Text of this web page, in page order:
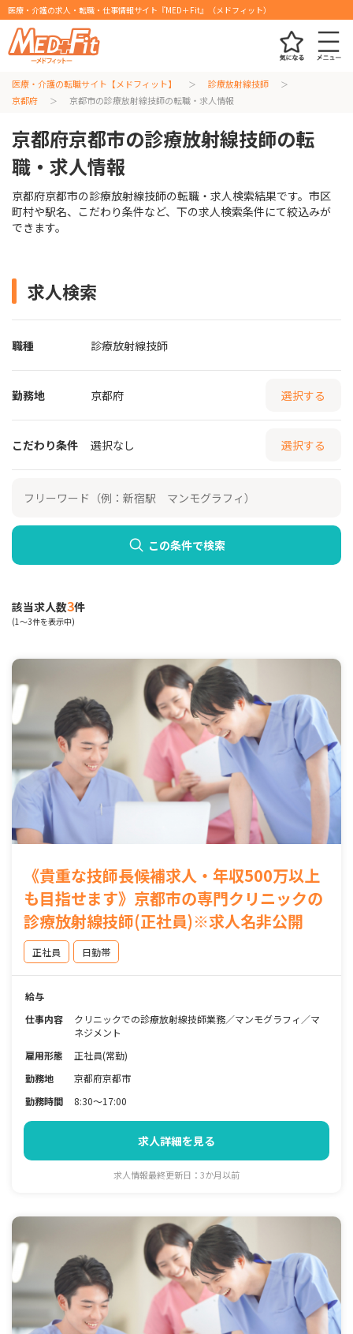
医療・介護の求人・転職・仕事情報サイト『MED＋Fit』（メドフィット）
医療・介護の転職サイト【メドフィット】
診療放射線技師
京都府
京都市の診療放射線技師の転職・求人情報
京都府京都市の診療放射線技師の転
職・求人情報
京都府京都市の診療放射線技師の転職・求人検索結果です。市区
町村や駅名、こだわり条件など、下の求人検索条件にて絞込みが
できます。
求人検索
職種 診療放射線技師
勤務地 京都府 選択する
こだわり条件 選択なし 選択する
この条件で検索
該当求人数3件
(1～3件を表示中)
《貴重な技師長候補求人・年収500万以上
も目指せます》京都市の専門クリニックの
診療放射線技師(正社員)※求人名非公開
正社員 日勤帯
給与
仕事内容
クリニックでの診療放射線技師業務／マンモグラフィ／マ
ネジメント
雇用形態
正社員(常勤)
勤務地
京都府京都市
勤務時間
8:30～17:00
求人詳細を見る
求人情報最終更新日：3か月以前